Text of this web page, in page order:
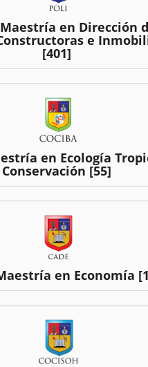
en Dirección
e
[401]
en Ecología
Conservación [55]
en Economía